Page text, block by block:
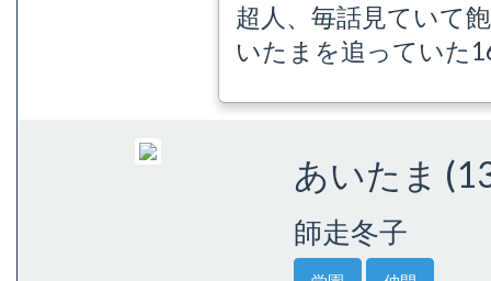
超人、毎話見ていて
いたまを追っていた
あいたま
師走冬子